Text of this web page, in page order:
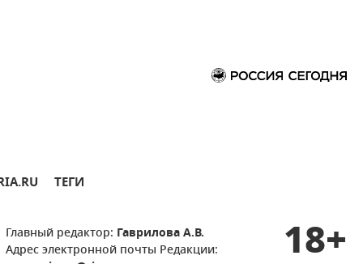
ТЕГИ
Главный редактор: Гаврилова А.В.
Адрес электронной почты Редакции:
18+